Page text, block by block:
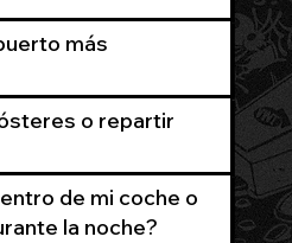
más
o repartir
de mi coche o
la noche?